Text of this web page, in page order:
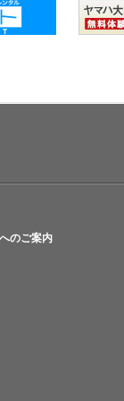
のご案内